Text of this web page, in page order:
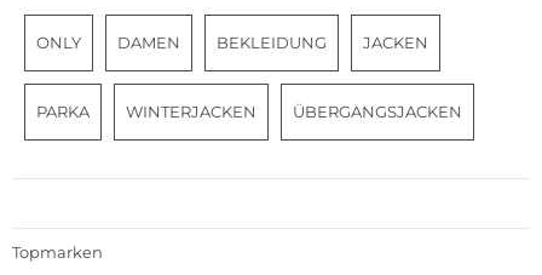
ONLY DAMEN BEKLEIDUNG JACKEN
PARKA WINTERJACKEN ÜBERGANGSJACKEN
Topmarken